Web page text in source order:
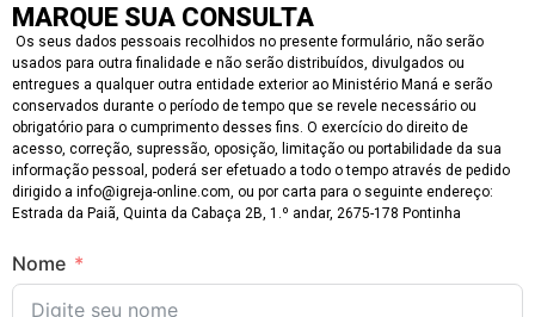
MARQUE SUA CONSULTA
Os seus dados pessoais recolhidos no presente formulário, não serão
usados para outra finalidade e não serão distribuídos, divulgados ou
entregues a qualquer outra entidade exterior ao Ministério Maná e serão
conservados durante o período de tempo que se revele necessário ou
obrigatório para o cumprimento desses fins. O exercício do direito de
acesso, correção, supressão, oposição, limitação ou portabilidade da sua
informação pessoal, poderá ser efetuado a todo o tempo através de pedido
dirigido a info@igreja-online.com, ou por carta para o seguinte endereço:
Estrada da Paiã, Quinta da Cabaça 2B, 1.º andar, 2675-178 Pontinha
Nome